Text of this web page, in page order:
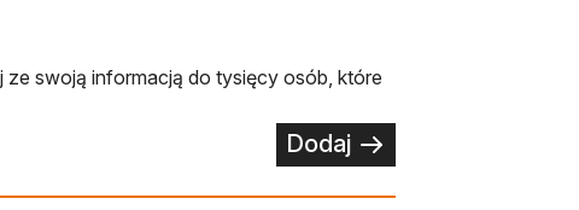
swoją informacją do tysięcy osób, które
Dodaj